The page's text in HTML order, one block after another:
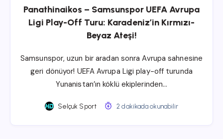
Panathinaikos – Samsunspor UEFA Avrupa
Ligi Play-Off Turu: Karadeniz’in Kırmızı-
Beyaz Ateşi!
Samsunspor, uzun bir aradan sonra Avrupa sahnesine
geri dönüyor! UEFA Avrupa Ligi play-off turunda
Yunanistan’ın köklü ekiplerinden…
Selçuk Sport 2 dakikada okunabilir